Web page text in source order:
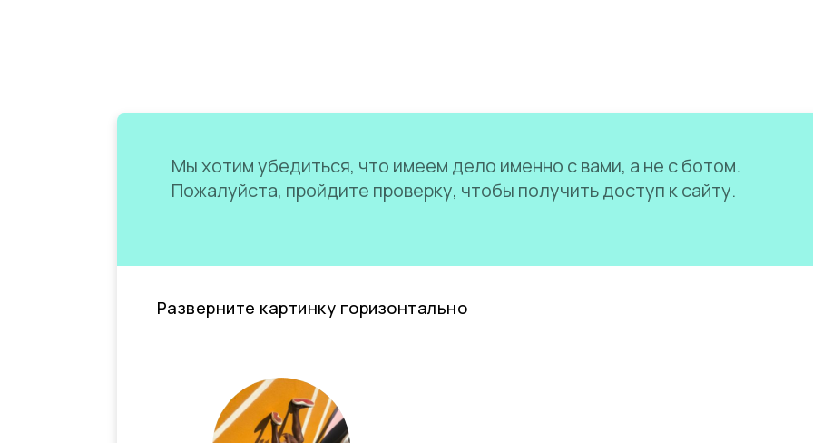
Мы хотим убедиться, что имеем дело именно с вами, а не с ботом.
Пожалуйста, пройдите проверку, чтобы получить доступ к сайту.
Разверните картинку горизонтально